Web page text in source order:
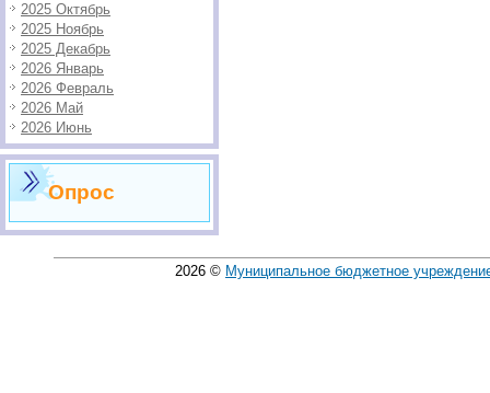
2025 Октябрь
2025 Ноябрь
2025 Декабрь
2026 Январь
2026 Февраль
2026 Май
2026 Июнь
Опрос
2026 © Муниципальное бюджетное